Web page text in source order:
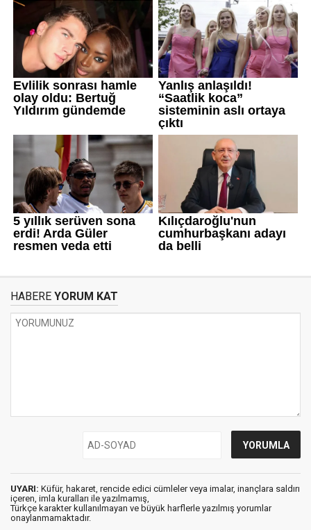
HABERE YORUM KAT
UYARI: Küfür, hakaret, rencide edici cümleler veya imalar, inançlara saldırı
içeren, imla kuralları ile yazılmamış,
Türkçe karakter kullanılmayan ve büyük harflerle yazılmış yorumlar
onaylanmamaktadır.